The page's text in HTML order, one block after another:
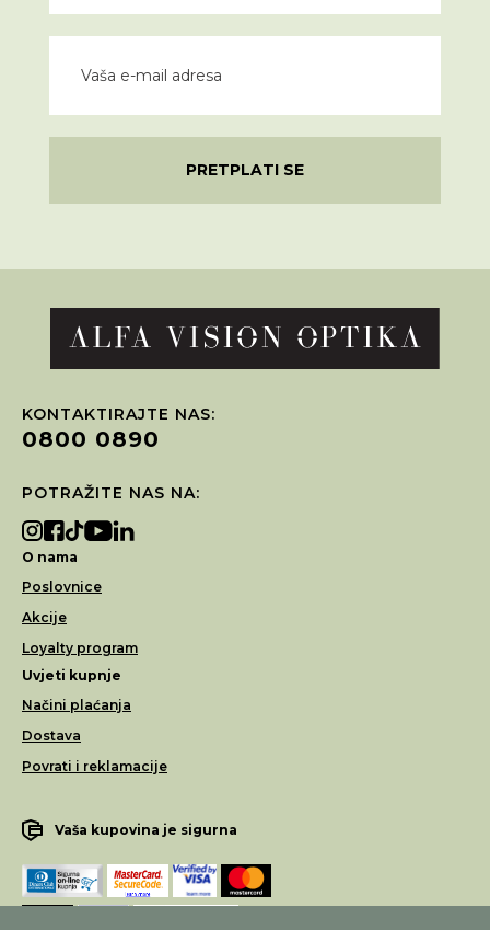
PRETPLATI SE
KONTAKTIRAJTE NAS:
0800 0890
POTRAŽITE NAS NA:
O nama
Poslovnice
Akcije
Loyalty program
Uvjeti kupnje
Načini plaćanja
Dostava
Povrati i reklamacije
Vaša kupovina je sigurna